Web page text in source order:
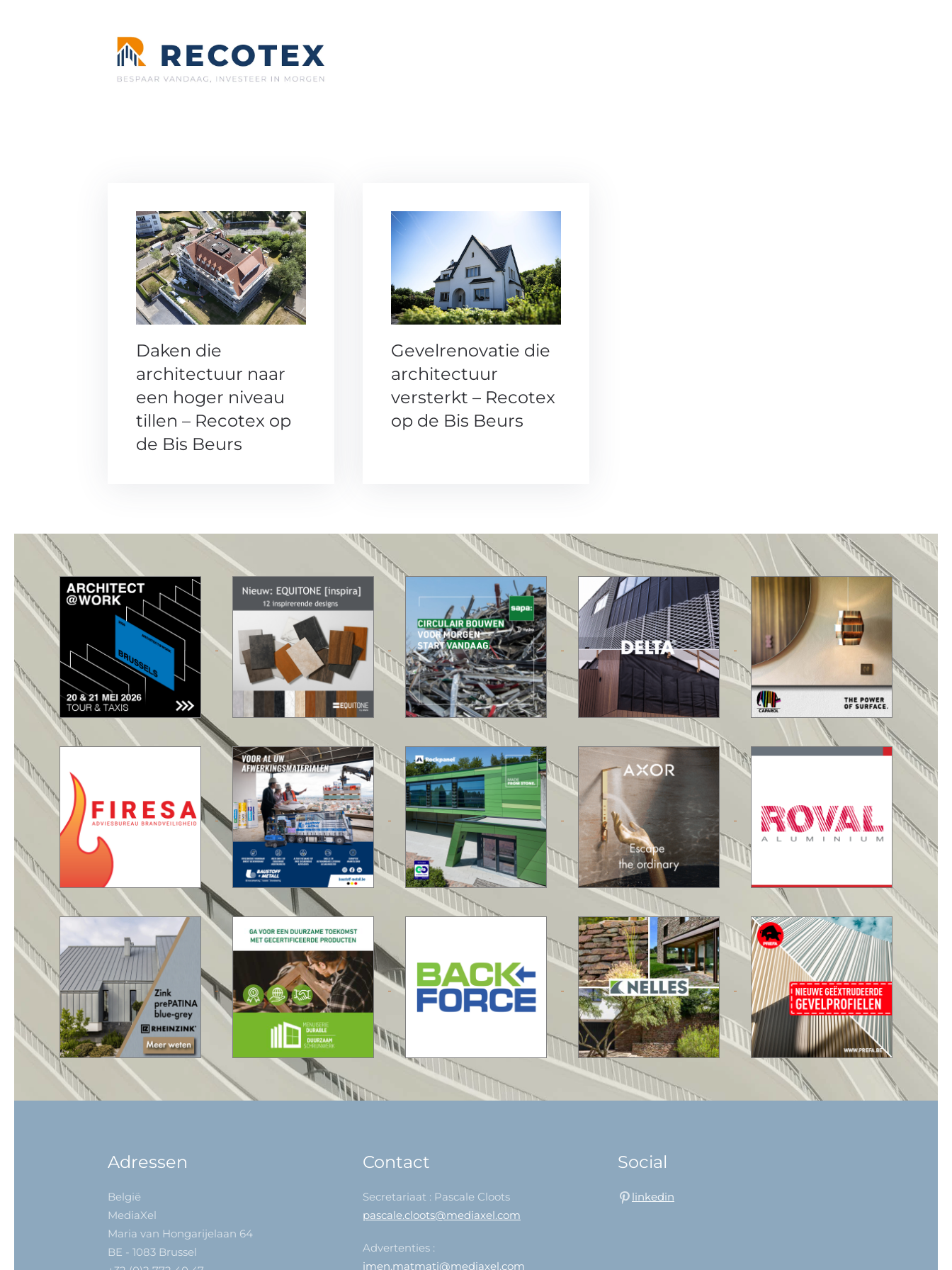
Daken die
architectuur naar
een hoger niveau
tillen – Recotex op
de Bis Beurs
Gevelrenovatie die
architectuur
versterkt – Recotex
op de Bis Beurs
Adressen
België
MediaXel
Maria van Hongarijelaan 64
BE - 1083 Brussel
Contact
Secretariaat : Pascale Cloots
pascale.cloots@mediaxel.com
Advertenties :
imen.matmati@mediaxel.com
Social
linkedin